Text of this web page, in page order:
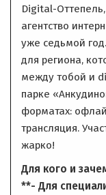
Digital-
агентство
уже седьмой
для региона,
между тобой и
парке
форматах:
трансляция.
жарко!
Для кого и
**- Для